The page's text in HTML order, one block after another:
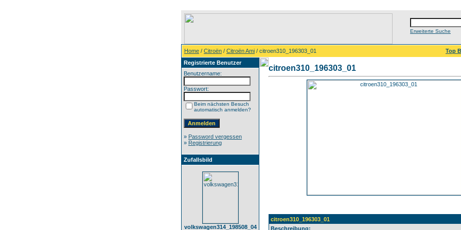
Erweiterte Suche
Home / Citroën / Citroën Ami / citroen310_196303_01 Top
Registrierte Benutzer
Benutzername:
Passwort:
Beim nächsten Besuch
automatisch anmelden?
» Password vergessen
» Registrierung
Zufallsbild
volkswagen314_198508_04
citroen310_196303_01
citroen310_196303_01
Beschreibung: